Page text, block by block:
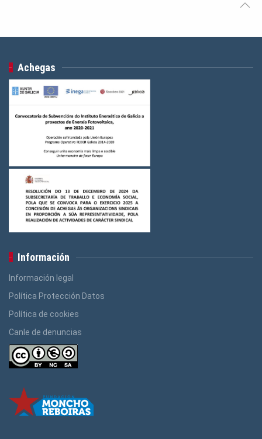
Achegas
Información
Información legal
Política Protección Datos
Política de cookies
Canle de denuncias